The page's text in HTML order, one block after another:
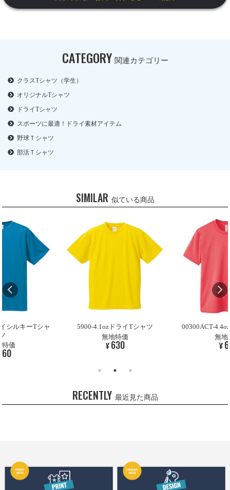
CATEGORY 関連カテゴリー
クラスTシャツ（学生）
オリジナルTシャツ
ドライTシャツ
スポーツに最適！ドライ素材アイテム
野球Ｔシャツ
部活Ｔシャツ
SIMILAR 似ている商品
シルキーTシャ
特価
5900-4.1ozドライTシャツ
無地特価
¥630
00300ACT-
無地
¥
RECENTLY 最近見た商品